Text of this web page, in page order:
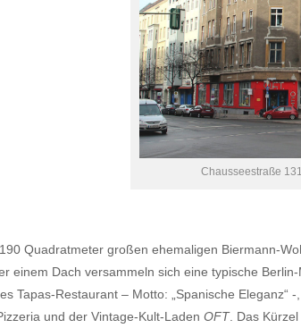
Chausseestraße
Quadratmeter großen ehemaligen Biermann-
einem Dach versammeln sich eine typische
Tapas-Restaurant – Motto: „Spanische
und der Vintage-Kult-Laden OFT. Das